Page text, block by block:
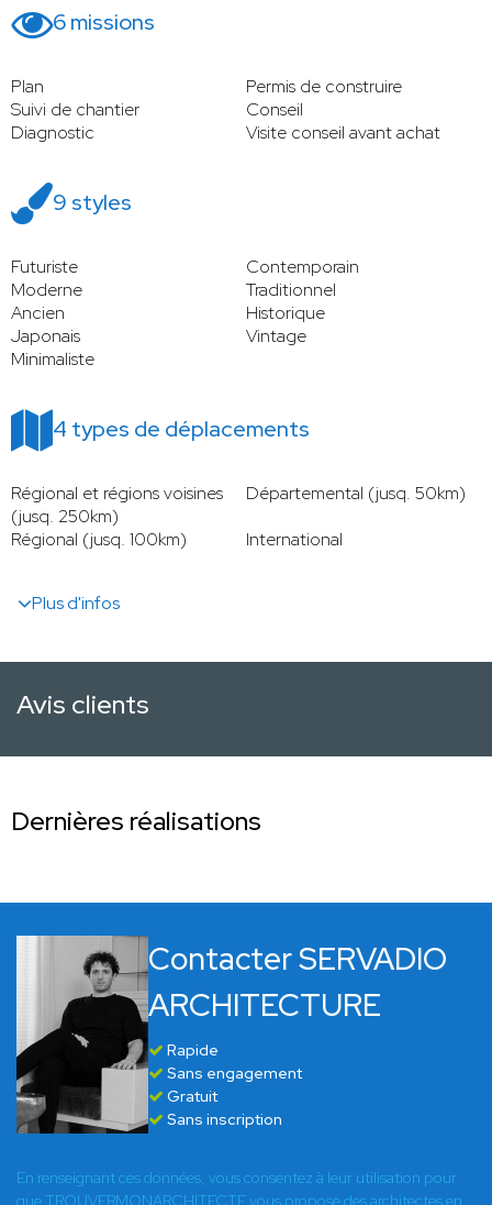
6 missions
Plan
Permis de construire
Suivi de chantier
Conseil
Diagnostic
Visite conseil avant achat
9 styles
Futuriste
Contemporain
Moderne
Traditionnel
Ancien
Historique
Japonais
Vintage
Minimaliste
4 types de déplacements
Régional et régions voisines
(jusq. 250km)
Départemental (jusq. 50km)
Régional (jusq. 100km)
International
Plus d'infos
Avis clients
Dernières réalisations
Contacter SERVADIO
ARCHITECTURE
Rapide
Sans engagement
Gratuit
Sans inscription
En renseignant ces données, vous consentez à leur utilisation pour
que TROUVERMONARCHITECTE vous propose des architectes en